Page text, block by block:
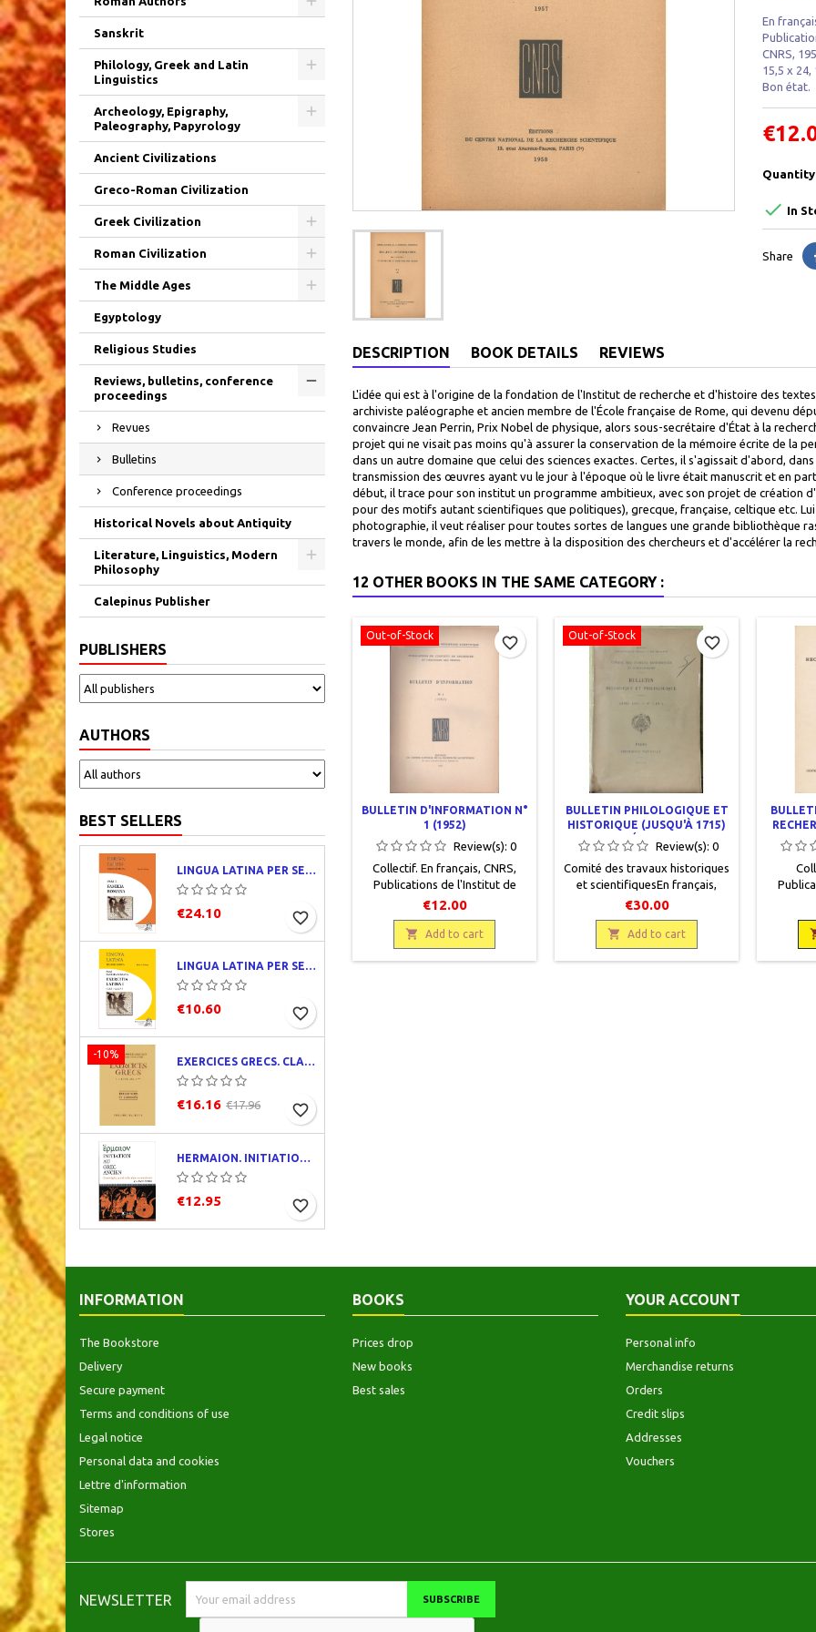
Sanskrit
Philology, Greek and Latin
Linguistics
Archeology, Epigraphy,
Paleography, Papyrology
Ancient Civilizations
Greco-Roman Civilization
Greek Civilization
Roman Civilization
The Middle Ages
Egyptology
Religious Studies
Reviews, bulletins, conference
proceedings
Revues
Bulletins
Conference proceedings
Historical Novels about Antiquity
Literature, Linguistics, Modern
Philosophy
Calepinus Publisher
PUBLISHERS
AUTHORS
BEST SELLERS
LINGUA LATINA PER SE ILLUSTRATA. PARS I : FAMILIA ROMANA
€24.10 favorite_border
LINGUA LATINA PER SE ILLUSTRATA. EXERCITIA LATINA I
€10.60 favorite_border
-10%
EXERCICES GRECS. CLASSE DE QUATRIÈME. TRADUCTIONS ET CORRIGÉS
€16.16 €17.96 favorite_border
€12.95 favorite_border
En
CNRS,
15,5 x 24,
Bon état.
Quantity
 In
Share
DESCRIPTION BOOK DETAILS REVIEWS
L'idée qui est à l'origine de la fondation de l'Institut de recherche et d'histoire des
archiviste paléographe et ancien membre de l'École française de Rome, qui devenu
convaincre Jean Perrin, Prix Nobel de physique, alors sous-secrétaire d'État à la
projet qui ne visait pas moins qu'à assurer la conservation de la mémoire écrite de la
dans un autre domaine que celui des sciences exactes. Certes, il s'agissait d'abord,
transmission des œuvres ayant vu le jour à l'époque où le livre était manuscrit et en
début, il trace pour son institut un programme ambitieux, avec son projet de
pour des motifs autant scientifiques que politiques), grecque, française, celtique etc.
photographie, il veut réaliser pour toutes sortes de langues une grande bibliothèque
travers le monde, afin de les mettre à la disposition des chercheurs et d'accélérer la
12 OTHER BOOKS IN THE SAME CATEGORY :
Out-of-Stock
BULLETIN D'INFORMATION N°
1 (1952)
Review(s): 0
Collectif. En français , CNRS,
Publications de l'Institut de
recherche et d'histoire des
textes , CNRS , 1953 , 16 x 25 , 80
pages , broché , occasion .
Couverture et dos fatigués.
Non coupé .
€12.00
 Add to cart
favorite_border Out-of-Stock
BULLETIN PHILOLOGIQUE ET
HISTORIQUE (JUSQU'À 1715)
DU COMITÉ DES TRAVAUX
HISTORIQUES ET
SCIENTIFIQUES - ANNÉE 1902
Review(s): 0
Comité des travaux historiques
et scientifiquesEn français,
Ministère de l'Instruction
civique et des Beaux Arts,
Paris, Imprimerie nationale,
1902, 16 x 25, 1 à 432 et 433 à
634, broché, occasion. Bon état,
€30.00
 Add to cart
favorite_border
DES
textes,
336
Bon
recto
INFORMATION
The Bookstore
Delivery
Secure payment
Terms and conditions of use
Legal notice
Personal data and cookies
Lettre d'information
Sitemap
Stores
BOOKS
Prices drop
New books
Best sales
YOUR ACCOUNT
Personal info
Merchandise returns
Orders
Credit slips
Addresses
Vouchers
NEWSLETTER